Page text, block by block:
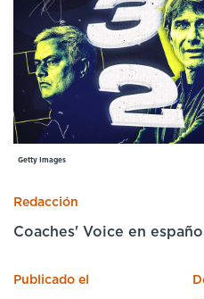
Cursos especializados
English Español
Getty Images
Redacción
Coaches' Voice en español
Publicado el